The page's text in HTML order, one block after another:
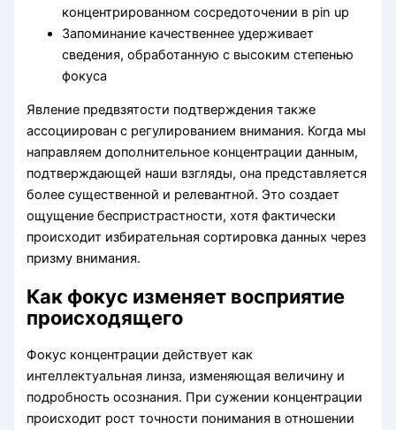
концентрированном сосредоточении в pin up
Запоминание качественнее удерживает
сведения, обработанную с высоким степенью
фокуса
Явление предвзятости подтверждения также
ассоциирован с регулированием внимания. Когда мы
направляем дополнительное концентрации данным,
подтверждающей наши взгляды, она представляется
более существенной и релевантной. Это создает
ощущение беспристрастности, хотя фактически
происходит избирательная сортировка данных через
призму внимания.
Как фокус изменяет восприятие
происходящего
Фокус концентрации действует как
интеллектуальная линза, изменяющая величину и
подробность осознания. При сужении концентрации
происходит рост точности понимания в отношении